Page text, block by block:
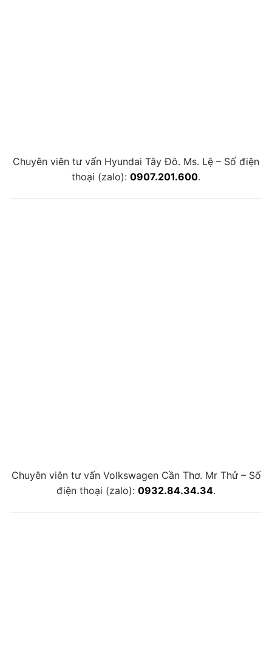
Chuyên viên tư vấn Hyundai Tây Đô. Ms. Lệ – Số điện
thoại (zalo): 0907.201.600.
Chuyên viên tư vấn Volkswagen Cần Thơ. Mr Thử – Số
điện thoại (zalo): 0932.84.34.34.